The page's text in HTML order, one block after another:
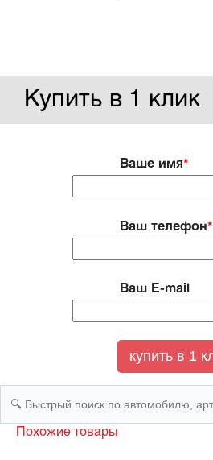
Купить в 1 клик
Ваше имя*
Ваш телефон*
Ваш E-mail
Похожие товары